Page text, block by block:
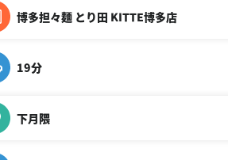
博多担々麺 とり田 KITTE博多店
19分
下月隈